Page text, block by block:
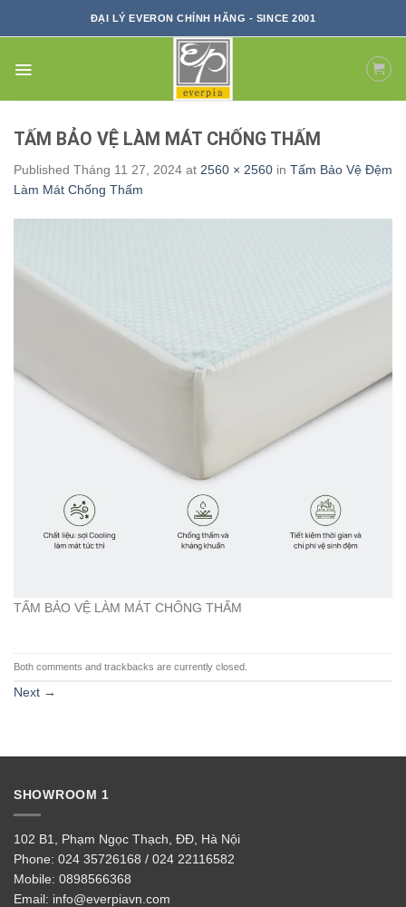
ĐẠI LÝ EVERON CHÍNH HÃNG - SINCE 2001
TẤM BẢO VỆ LÀM MÁT CHỐNG THẤM
Published Tháng 11 27, 2024 at 2560 × 2560 in Tấm Bảo Vệ Đệm
Làm Mát Chống Thấm
TẤM BẢO VỆ LÀM MÁT CHỐNG THẤM
Both comments and trackbacks are currently closed.
Next →
SHOWROOM 1
102 B1, Phạm Ngọc Thạch, ĐĐ, Hà Nội
Phone: 024 35726168 / 024 22116582
Mobile: 0898566368
Email: info@everpiavn.com